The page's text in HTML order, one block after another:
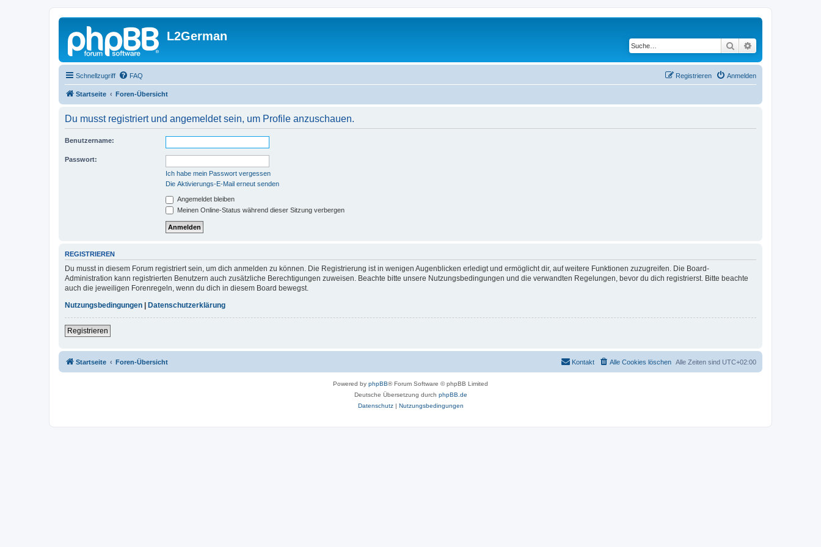
L2German
Suche
Schnellzugriff FAQ Anmelden
Registrieren
Startseite Foren-Übersicht
Du musst registriert und angemeldet sein, um Profile anzuschauen.
Benutzername:
Passwort:
Ich habe mein Passwort vergessen
Die Aktivierungs-E-Mail erneut senden
Angemeldet bleiben
Meinen Online-Status während dieser Sitzung verbergen
REGISTRIEREN
Du musst in diesem Forum registriert sein, um dich anmelden zu können. Die Registrierung ist in wenigen Augenblicken erledigt und ermöglicht dir, auf weitere Funktionen zuzugreifen. Die Board-
Administration kann registrierten Benutzern auch zusätzliche Berechtigungen zuweisen. Beachte bitte unsere Nutzungsbedingungen und die verwandten Regelungen, bevor du dich registrierst. Bitte beachte
auch die jeweiligen Forenregeln, wenn du dich in diesem Board bewegst.
Nutzungsbedingungen | Datenschutzerklärung
Registrieren
Startseite Foren-Übersicht Alle Zeiten sind UTC+02:00
Alle Cookies löschen
Kontakt
Powered by phpBB® Forum Software © phpBB Limited
Deutsche Übersetzung durch phpBB.de
Datenschutz| Nutzungsbedingungen